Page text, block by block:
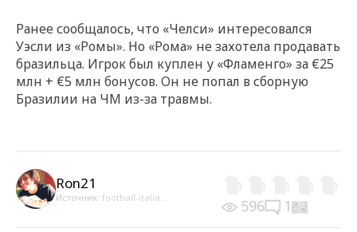
Ранее сообщалось, что «Челси» интересовался
Уэсли из «Ромы». Но «Рома» не захотела продавать
бразильца. Игрок был куплен у «Фламенго» за €25
млн + €5 млн бонусов. Он не попал в сборную
Бразилии на ЧМ из-за травмы.
Ron21
Источник: football-italia... 596 1